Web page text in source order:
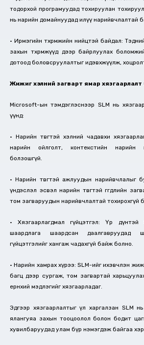
тодорхой програмуудад тохируулан
нь нарийн домайнуудад илүү нарийвчлалтай
• Ирмэгийн төхөөрөмжийн нийцтэй байдал:
захын төхөөрөмжүүд дээр байрлуулах
дотоод боловсруулалтыг идэвхжүүлж,
Жижиг хэлний загварт ямар хязгаарлалт
Microsoft-ын тэмдэглэснээр SLM нь
үүнд:
• Нарийн төвөгтэй хэлний чадавхи
нарийн ойлголт, контекстийн нарийн
болзошгүй.
• Нарийн төвөгтэй ажлуудын нарийвчлалыг
үндэслэл эсвэл нарийн төвөгтэй өгөгдлийн
том загваруудын нарийвчлалтай тохирохгүй
• Хязгаарлагдмал гүйцэтгэл: Үр дүнтэй
шаардлага шаардсан даалгавруудад
гүйцэтгэлийг хангаж чадахгүй байж болно.
• Нарийн хамрах хүрээ: SLM-ийг ихэвчлэн
багц дээр сургаж, том загвартай
ерөнхий мэдлэгийг хязгаарладаг.
Эдгээр хязгаарлалтыг үл харгалзан SLM
ялангуяа захын тооцоолол болон бодит
хувилбаруудад улам бүр нэмэгдэж байгаа